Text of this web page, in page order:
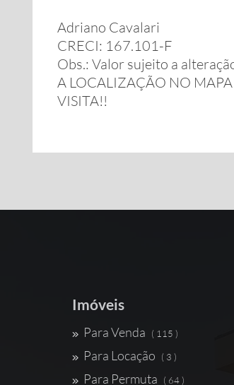
Adriano Cavalari
CRECI: 167.101-F
Obs.: Valor sujeito a
A LOCALIZAÇÃO NO
VISITA!!
Imóveis
Para Venda ( 115 )
Para Locação ( 3 )
Para Permuta ( 64 )